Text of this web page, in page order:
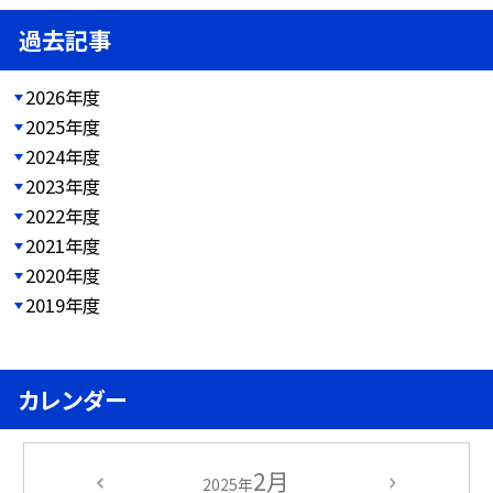
過去記事
2026年度
2025年度
2024年度
2023年度
2022年度
2021年度
2020年度
2019年度
カレンダー
2025年2月